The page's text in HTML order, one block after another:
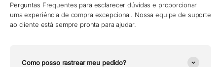
Perguntas Frequentes para esclarecer dúvidas e proporcionar
uma experiência de compra excepcional. Nossa equipe de suporte
ao cliente está sempre pronta para ajudar.
Como posso rastrear meu pedido?